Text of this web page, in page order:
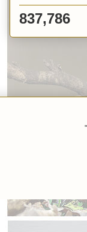
837,786